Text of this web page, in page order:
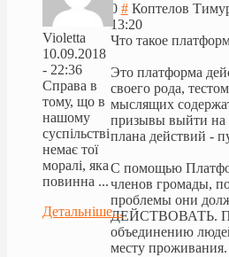
0 # Коптелов
13:20
Что такое
Это платформа
своего рода,
мыслящих
призывы выйти на
плана действий -
С помощью
членов громады,
проблемы они
ДЕЙСТВОВАТЬ.
объединению
месту проживания.
Violetta
10.09.2018
- 22:36
Справа в
тому, що в
нашому
суспільстві
немає тої
моралі, яка
повинна ...
Детальніше...